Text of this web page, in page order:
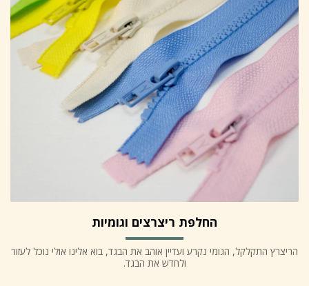
החלפת ריצרצים וגומיות
הריצרץ התקלקל, הגומי נקרע ועדיין אוהב את הבגד, בוא אלינו אולי נוכל לעזור
ולחדש את הבגד.